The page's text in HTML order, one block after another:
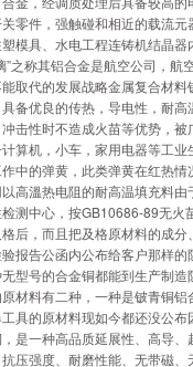
零件，强触碰和相近的载流
模具、水电工程连铸机结晶
”之称其铝合金是航空公司，航
取代的发展战略金属复合材
备优良的传热，导电性，耐
击性时不造成火苗等优势，
算机，小车，家用电器等工
中的弹黄，此类弹黄在红热
高溫热电阻的耐高温填充料
测中心，按GB10686-89无火
，而且把及格原材料的成分
报告公函内公布给客户那样
型号的合金铜都能到生产制
材料有二种，一种是铍青铜
具的原材料现如今都还没公
是一种高品质延展性、高导、
压强度、耐磨性能、无带磁